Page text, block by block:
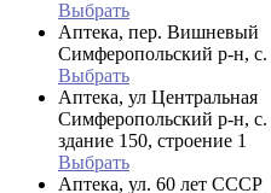
Выбрать
Аптека, пер. Вишневый
Симферопольский р-н,
Выбрать
Аптека, ул Центральная
Симферопольский р-н, с.
здание 150, строение 1
Выбрать
Аптека, ул. 60 лет СССР